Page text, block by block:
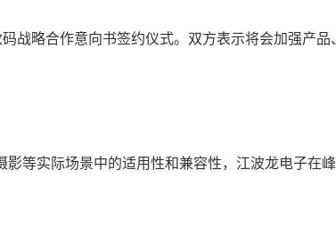
战略合作意向书签约仪式。双方表示将会加强产
等实际场景中的适用性和兼容性，江波龙电子在